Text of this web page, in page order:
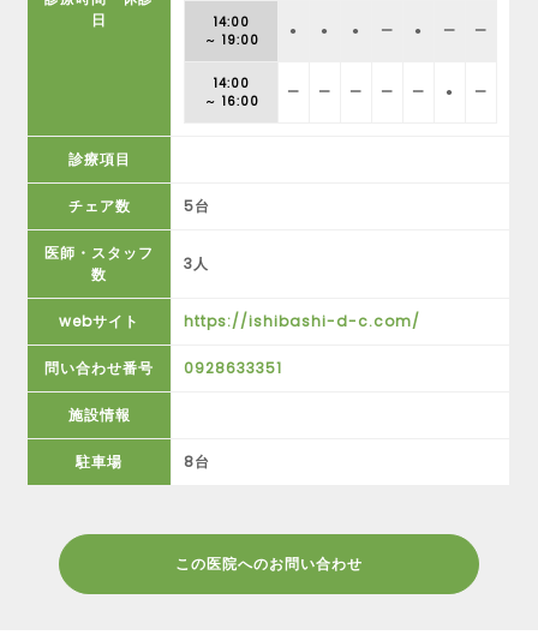
日
14:00
～ 19:00
● ● ● ー ● ー ー
14:00
～ 16:00
ー ー ー ー ー ● ー
診療項目
チェア数 5台
医師・スタッフ
数
3人
webサイト https://ishibashi-d-c.com/
問い合わせ番号 0928633351
施設情報
駐車場 8台
この医院へのお問い合わせ